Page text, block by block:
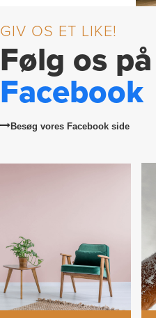
GIV OS ET LIKE!
Følg os på
Facebook
Besøg vores Facebook side